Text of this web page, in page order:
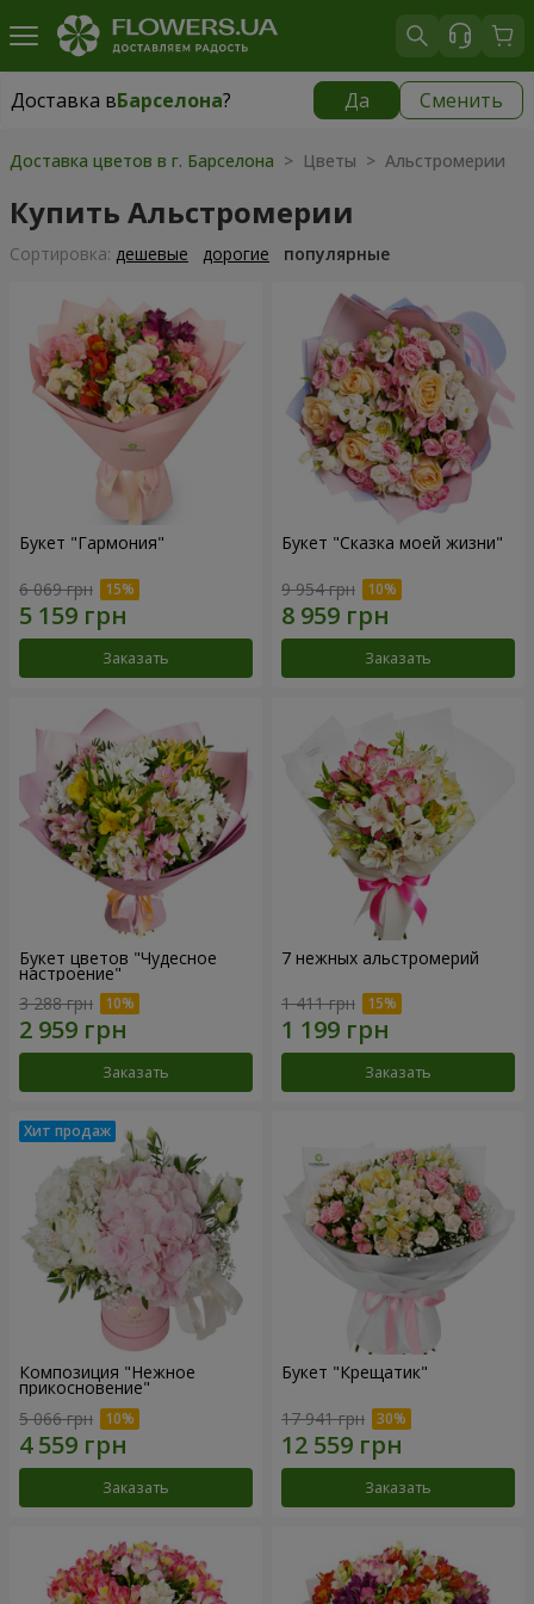
Доставка вБарселона? Да Сменить
Доставка вБарселона|
Доставка цветов в г. Барселона > Цветы > Альстромерии
Купить Альстромерии
Cортировка: дешевые дорогие популярные
Букет "Гармония"
6 069 грн
Заказать
Букет "Сказка моей жизни"
9 954 грн
Заказать
Букет цветов "Чудесное
настроение"
3 288 грн
Заказать
7 нежных альстромерий
1 411 грн
Заказать
Композиция "Нежное
прикосновение"
5 066 грн
Заказать
Букет "Крещатик"
17 941 грн
Заказать